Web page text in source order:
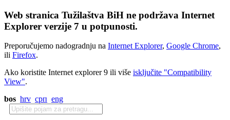
Web stranica Tužilaštva BiH ne podržava Internet
Explorer verzije 7 u potpunosti.
Preporučujemo nadogradnju na Internet Explorer, Google Chrome,
ili Firefox.
Ako koristite Internet explorer 9 ili više isključite "Compatibility
View".
bos hrv срп eng